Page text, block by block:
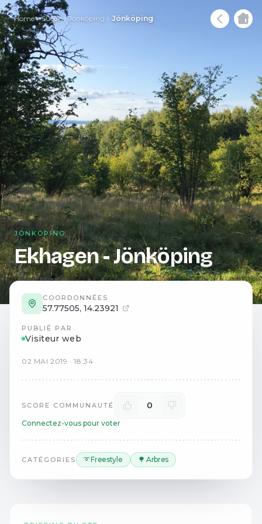
Home Suède Jönköping Jönköping
JÖNKÖPING
Ekhagen - Jönköping
COORDONNÉES
57.77505, 14.23921
PUBLIÉ PAR
Visiteur web
02 MAI 2019 ·18:34
SCORE COMMUNAUTÉ 0
Connectez-vous pour voter
CATÉGORIES ➰ Freestyle 🌳 Arbres